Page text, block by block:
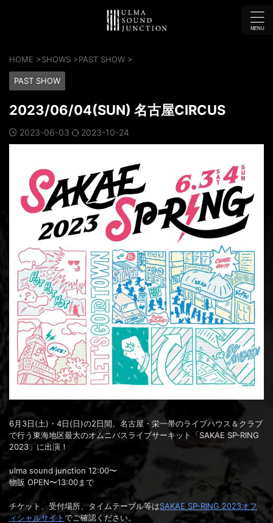
HOME >SHOWS >PAST SHOW >
PAST SHOW
2023/06/04(SUN) 名古屋CIRCUS
2023-06-03 2023-10-24
6月3日(土)・4日(日)の2日間、名古屋・栄一帯のライブハウス＆クラブ
で行う東海地区最大のオムニバスライブサーキット「SAKAE SP-RING
2023」に出演！
ulma sound junction 12:00〜
物販 OPEN〜13:00まで
チケット、受付場所、タイムテーブル等はSAKAE SP-RING 2023オフ
ィシャルサイトでご確認ください。